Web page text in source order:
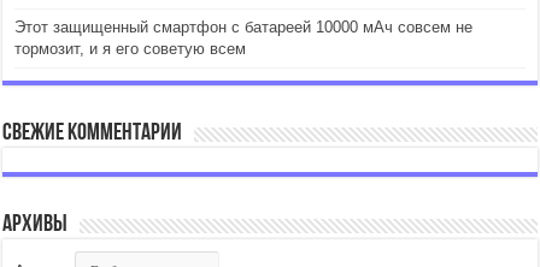
Этот защищенный смартфон с батареей 10000 мАч совсем не
тормозит, и я его советую всем
Свежие комментарии
Архивы